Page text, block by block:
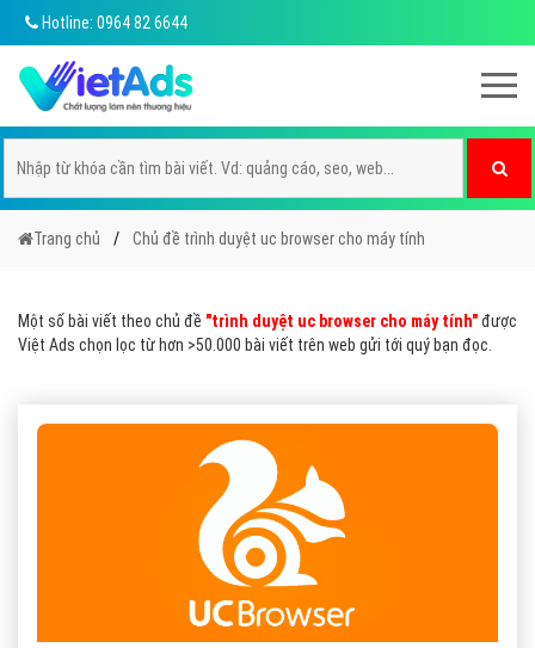
Hotline: 0964 82 6644
Trang chủ Chủ đề trình duyệt uc browser cho máy tính
Một số bài viết theo chủ đề "trình duyệt uc browser cho máy tính"được
Việt Ads chọn lọc từ hơn >50.000 bài viết trên web gửi tới quý bạn đọc.